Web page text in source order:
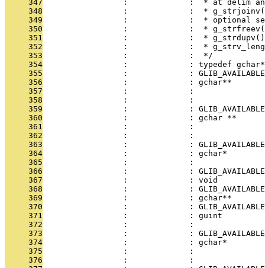
     347
:             :  * at delim
     348
:             :  *
     349
:             :  * optional
     350
:             :  *
     351
:             :  *
     352
:             :  *
     353
                 :             :  */
     354
:             : typedef
     355
:             :
     356
:             : gchar**
     357
:             :
     358
:             :
     359
:             :
     360
:             : gchar **
     361
:             :
     362
:             :
     363
:             :
     364
:             : gchar*
     365
:             :
     366
:             :
     367
:             : void
     368
:             :
     369
:             : gchar**
     370
:             :
     371
:             : guint
     372
                 :             :
     373
:             :
     374
:             : gchar*
     375
:             :
     376
                 :             :